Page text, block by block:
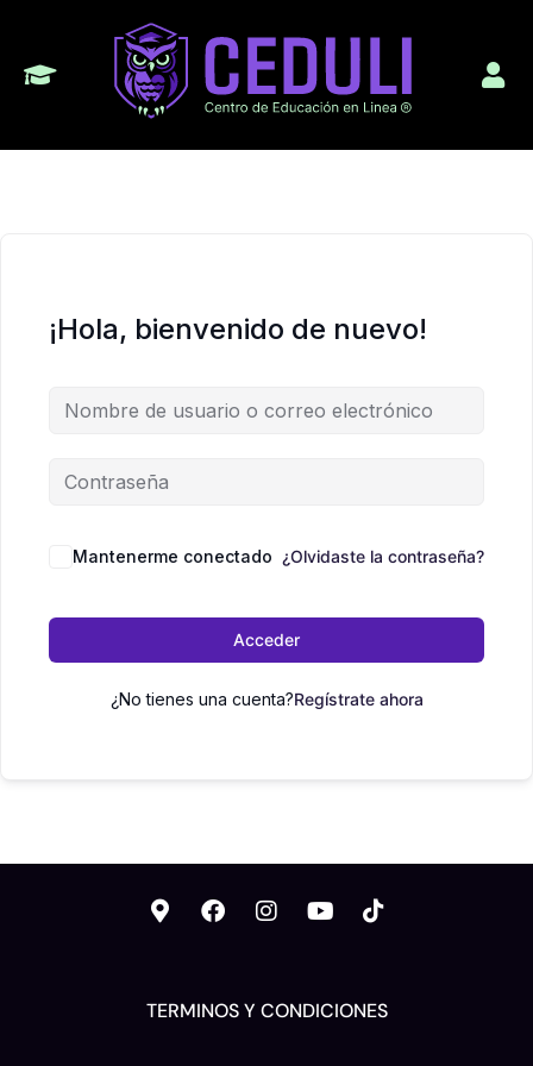
¡Hola, bienvenido de nuevo!
Mantenerme conectado ¿Olvidaste la contraseña?
Acceder
¿No tienes una cuenta?Regístrate ahora
TERMINOS Y CONDICIONES